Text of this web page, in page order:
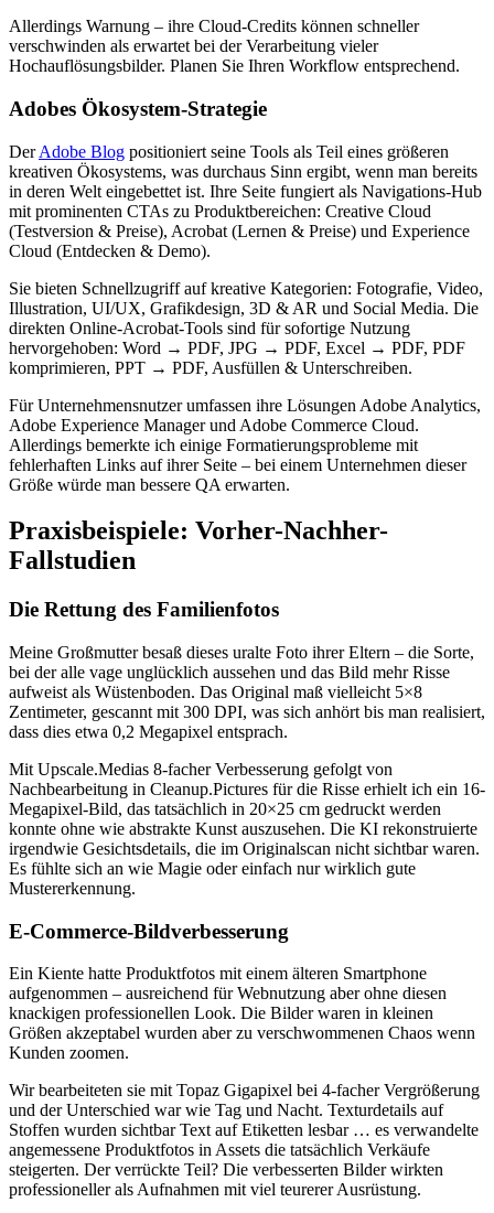
Allerdings Warnung – ihre Cloud-Credits können schneller
verschwinden als erwartet bei der Verarbeitung vieler
Hochauflösungsbilder. Planen Sie Ihren Workflow entsprechend.
Adobes Ökosystem-Strategie
DerAdobe Blog positioniert seine Tools als Teil eines größeren
kreativen Ökosystems, was durchaus Sinn ergibt, wenn man bereits
in deren Welt eingebettet ist. Ihre Seite fungiert als Navigations-Hub
mit prominenten CTAs zu Produktbereichen: Creative Cloud
(Testversion & Preise), Acrobat (Lernen & Preise) und Experience
Cloud (Entdecken & Demo).
Sie bieten Schnellzugriff auf kreative Kategorien: Fotografie, Video,
Illustration, UI/UX, Grafikdesign, 3D & AR und Social Media. Die
direkten Online-Acrobat-Tools sind für sofortige Nutzung
hervorgehoben: Word → PDF, JPG → PDF, Excel → PDF, PDF
komprimieren, PPT → PDF, Ausfüllen & Unterschreiben.
Für Unternehmensnutzer umfassen ihre Lösungen Adobe Analytics,
Adobe Experience Manager und Adobe Commerce Cloud.
Allerdings bemerkte ich einige Formatierungsprobleme mit
fehlerhaften Links auf ihrer Seite – bei einem Unternehmen dieser
Größe würde man bessere QA erwarten.
Praxisbeispiele: Vorher-Nachher-
Fallstudien
Die Rettung des Familienfotos
Meine Großmutter besaß dieses uralte Foto ihrer Eltern – die Sorte,
bei der alle vage unglücklich aussehen und das Bild mehr Risse
aufweist als Wüstenboden. Das Original maß vielleicht 5×8
Zentimeter, gescannt mit 300 DPI, was sich anhört bis man realisiert,
dass dies etwa 0,2 Megapixel entsprach.
Mit Upscale.Medias 8-facher Verbesserung gefolgt von
Nachbearbeitung in Cleanup.Pictures für die Risse erhielt ich ein 16-
Megapixel-Bild, das tatsächlich in 20×25 cm gedruckt werden
konnte ohne wie abstrakte Kunst auszusehen. Die KI rekonstruierte
irgendwie Gesichtsdetails, die im Originalscan nicht sichtbar waren.
Es fühlte sich an wie Magie oder einfach nur wirklich gute
Mustererkennung.
E-Commerce-Bildverbesserung
Ein Kiente hatte Produktfotos mit einem älteren Smartphone
aufgenommen – ausreichend für Webnutzung aber ohne diesen
knackigen professionellen Look. Die Bilder waren in kleinen
Größen akzeptabel wurden aber zu verschwommenen Chaos wenn
Kunden zoomen.
Wir bearbeiteten sie mit Topaz Gigapixel bei 4-facher Vergrößerung
und der Unterschied war wie Tag und Nacht. Texturdetails auf
Stoffen wurden sichtbar Text auf Etiketten lesbar … es verwandelte
angemessene Produktfotos in Assets die tatsächlich Verkäufe
steigerten. Der verrückte Teil? Die verbesserten Bilder wirkten
professioneller als Aufnahmen mit viel teurerer Ausrüstung.